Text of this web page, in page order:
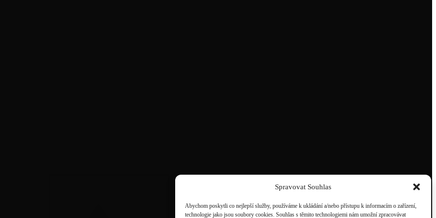
Spravovat Souhlas
Abychom poskytli co nejlepší služby, používáme k ukládání a/nebo přístupu k informacím o zařízení,
technologie jako jsou soubory cookies. Souhlas s těmito technologiemi nám umožní zpracovávat